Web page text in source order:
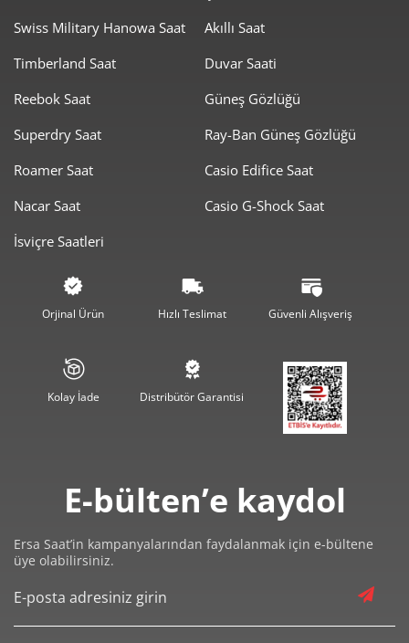
Swiss Military Hanowa Saat
Timberland Saat
Reebok Saat
Superdry Saat
Roamer Saat
Nacar Saat
İsviçre Saatleri
Akıllı Saat
Duvar Saati
Güneş Gözlüğü
Ray-Ban Güneş Gözlüğü
Casio Edifice Saat
Casio G-Shock Saat
Orjinal Ürün Hızlı Teslimat Güvenli Alışveriş
Kolay İade Distribütör Garantisi
E-bülten’e kaydol
Ersa Saat’in kampanyalarından faydalanmak için e-bültene
üye olabilirsiniz.